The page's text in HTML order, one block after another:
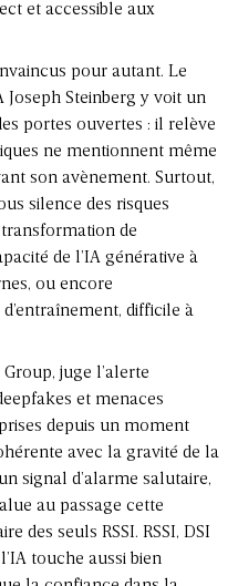
et accessible aux
pour autant. Le
Steinberg y voit un
portes ouvertes : il relève
ne mentionnent même
son avènement. Surtout,
silence des risques
de
de l’IA générative à
ou encore
difficile à
juge l’alerte
et menaces
depuis un moment
avec la gravité de la
signal d’alarme salutaire,
au passage cette
des seuls RSSI. RSSI, DSI
touche aussi bien